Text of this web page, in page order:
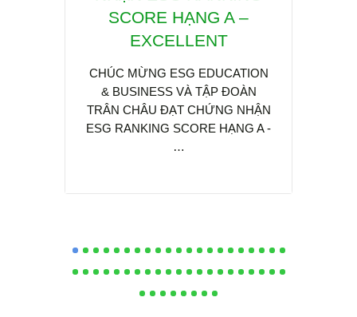
SCORE HẠNG A –
EXCELLENT
CHÚC MỪNG ESG EDUCATION
& BUSINESS VÀ TẬP ĐOÀN
TRÂN CHÂU ĐẠT CHỨNG NHẬN
ESG RANKING SCORE HẠNG A -
…
TRONG NHÀ MÁY ,
KCN XANH & SINH
Trong bối cảnh Việt Nam cam kết
đạt mục tiêu Net Zero vào năm
2050, việc áp dụng công nghệ…